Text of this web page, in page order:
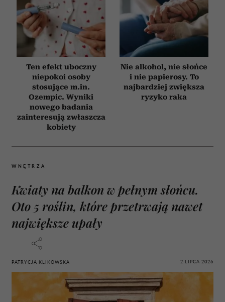
Ten efekt uboczny
niepokoi osoby
stosujące m.in.
Ozempic. Wyniki
nowego badania
zainteresują zwłaszcza
kobiety
Nie alkohol, nie słońce
i nie papierosy. To
najbardziej zwiększa
ryzyko raka
WNĘTRZA
Kwiaty na balkon w pełnym słońcu.
Oto 5 roślin, które przetrwają nawet
największe upały
PATRYCJA KLIKOWSKA 2 LIPCA 2026